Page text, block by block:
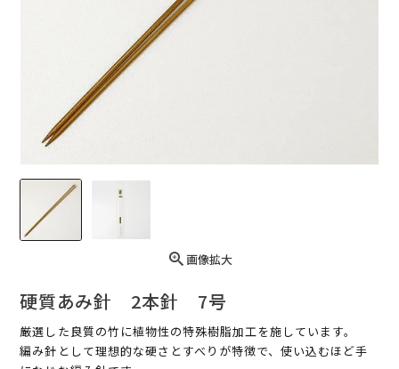
画像拡大
硬質あみ針 2本針 7号
厳選した良質の竹に植物性の特殊樹脂加工を施しています。
編み針として理想的な硬さとすべりが特徴で、使い込むほど手